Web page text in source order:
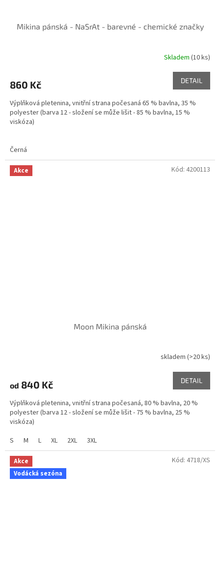
Mikina pánská - NaSrAt - barevné - chemické značky
Skladem (10 ks)
860 Kč DETAIL
Výplňková pletenina, vnitřní strana počesaná 65 % bavlna, 35 %
polyester (barva 12 - složení se může lišit - 85 % bavlna, 15 %
viskóza)
Černá
Akce
Moon Mikina pánská
skladem (>20 ks)
od 840 Kč DETAIL
Výplňková pletenina, vnitřní strana počesaná, 80 % bavlna, 20 %
polyester (barva 12 - složení se může lišit - 75 % bavlna, 25 %
viskóza)
S
M L XL 2XL 3XL
Kód: 4200113
Akce
Vodácká sezóna
Kód: 4718/XS